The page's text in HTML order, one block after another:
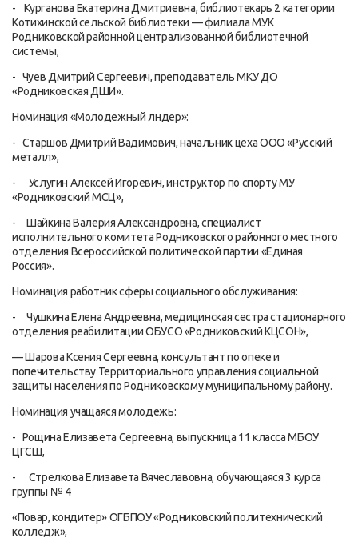
- Курганова Екатерина Дмитриевна, библиотекарь 2 категории
Котихинской сельской библиотеки — филиала МУК
Родниковской районной централизованной библиотечной
системы,
- Чуев Дмитрий Сергеевич, преподаватель MКУ ДО
«Родниковская ДШИ».
Номинация «Молодежный лндер»:
- Старшов Дмитрий Вадимович, начальник цеха ООО «Русский
металл»,
- Услугин Алексей Игоревич, инструктор по спорту МУ
«Родниковский МСЦ»,
- Шайкина Валерия Александровна, специалист
исполнительного комитета Родниковского районного местного
отделения Всероссийской политической партии «Единая
Россия».
Номинация работник сферы социального обслуживания:
- Чушкина Елена Андреевна, медицинская сестра стационарного
отделения реабилитации ОБУСО «Родниковский КЦСОН»,
— Шарова Ксения Сергеевна, консультант по опеке и
попечительству Территориального управления социальной
защиты населения по Родниковскому муниципальному району.
Номинация учащаяся молодежь:
- Рощина Елизавета Сергеевна, выпускница 11 класса МБОУ
ЦГСШ,
- Стрелкова Елизавета Вячеславовна, обучающаяся 3 курса
группы № 4
«Повар, кондитер» ОГБПОУ «Родниковский политехнический
колледж»,